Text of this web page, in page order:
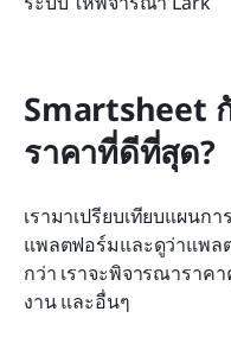
Smartsheet
ราคาที่ดีที่สุด?
เรามาเปรียบเทียบแผนก
แพลตฟอร์มและดูว่าแพล
กว่า เราจะพิจารณารา
งาน และอื่นๆ